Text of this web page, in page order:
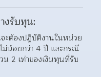
งรับทุน:
ะต้องปฏิบัติงานในหน่วย
ม่น้อยกว่า 4 ปี และกรณี
2 เท่าของเงินทุนที่รับ